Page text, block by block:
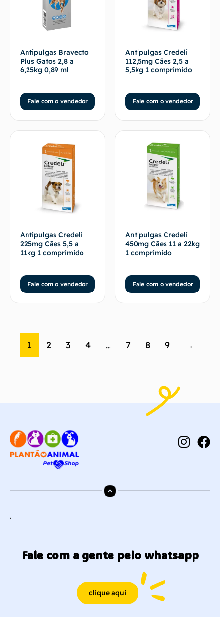
Antipulgas Bravecto
Plus Gatos 2,8 a
6,25kg 0,89 ml
Fale com o vendedor
Antipulgas Credeli
112,5mg Cães 2,5 a
5,5kg 1 comprimido
Fale com o vendedor
Antipulgas Credeli
225mg Cães 5,5 a
11kg 1 comprimido
Fale com o vendedor
Antipulgas Credeli
450mg Cães 11 a 22kg
1 comprimido
Fale com o vendedor
1 2 3 4 … 7 8 9 →
.
Fale com a gente pelo whatsapp
clique aqui